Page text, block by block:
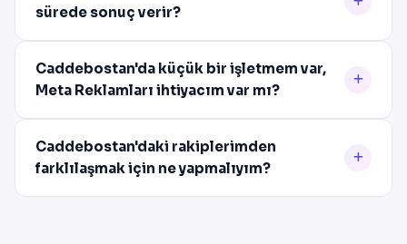
sürede sonuç verir?
Caddebostan'da küçük bir işletmem var,
Meta Reklamları ihtiyacım var mı?
Caddebostan'daki rakiplerimden
farklılaşmak için ne yapmalıyım?